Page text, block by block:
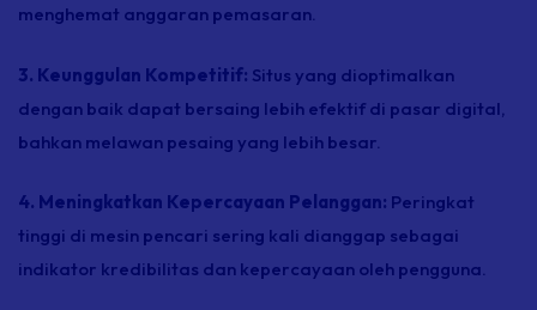
menghemat anggaran pemasaran.
3. Keunggulan Kompetitif: Situs yang dioptimalkan
dengan baik dapat bersaing lebih efektif di pasar digital,
bahkan melawan pesaing yang lebih besar.
4. Meningkatkan Kepercayaan Pelanggan: Peringkat
tinggi di mesin pencari sering kali dianggap sebagai
indikator kredibilitas dan kepercayaan oleh pengguna.